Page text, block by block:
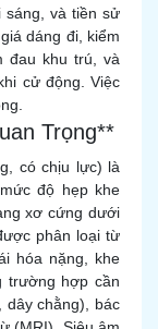
sáng, và tiền sử
dáng đi, kiểm
đau khu trú, và
cử động. Việc
Trọng**
có chịu lực) là
độ hẹp khe
xơ cứng dưới
phân loại từ
hóa nặng, khe
trường hợp cần
dây chằng), bác